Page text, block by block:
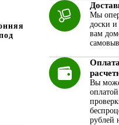
Мы
доски
вам
Вы
рублей